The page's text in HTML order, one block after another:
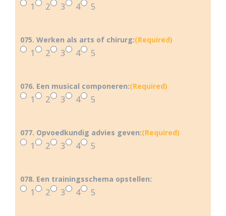
1 2 3 4 5
075. Werken als arts of chirurg:(Required)
1 2 3 4 5
076. Een musical componeren:(Required)
1 2 3 4 5
077. Opvoedkundig advies geven:(Required)
1 2 3 4 5
078. Een trainingsschema opstellen:
1 2 3 4 5